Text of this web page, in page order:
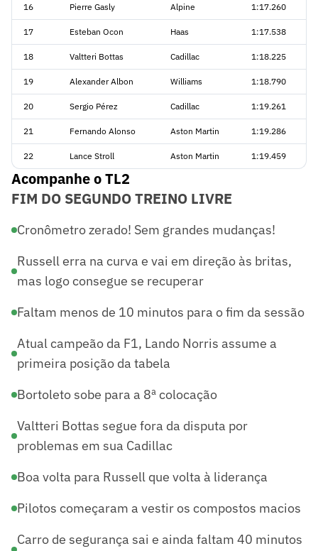
16 Pierre Gasly Alpine 1:17.260
17 Esteban Ocon Haas 1:17.538
18 Valtteri Bottas Cadillac 1:18.225
19 Alexander Albon Williams 1:18.790
20 Sergio Pérez Cadillac 1:19.261
21 Fernando Alonso Aston Martin 1:19.286
22 Lance Stroll Aston Martin 1:19.459
Acompanhe o TL2
FIM DO SEGUNDO TREINO LIVRE
Cronômetro zerado! Sem grandes mudanças!
Russell erra na curva e vai em direção às britas,
mas logo consegue se recuperar
Faltam menos de 10 minutos para o fim da sessão
Atual campeão da F1, Lando Norris assume a
primeira posição da tabela
Bortoleto sobe para a 8ª colocação
Valtteri Bottas segue fora da disputa por
problemas em sua Cadillac
Boa volta para Russell que volta à liderança
Pilotos começaram a vestir os compostos macios
Carro de segurança sai e ainda faltam 40 minutos